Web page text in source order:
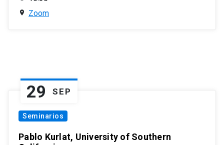
Zoom
29 SEP
Seminarios
Pablo Kurlat, University of Southern